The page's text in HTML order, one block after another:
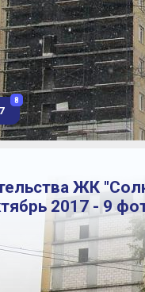
8
ЖК
2017 - 9